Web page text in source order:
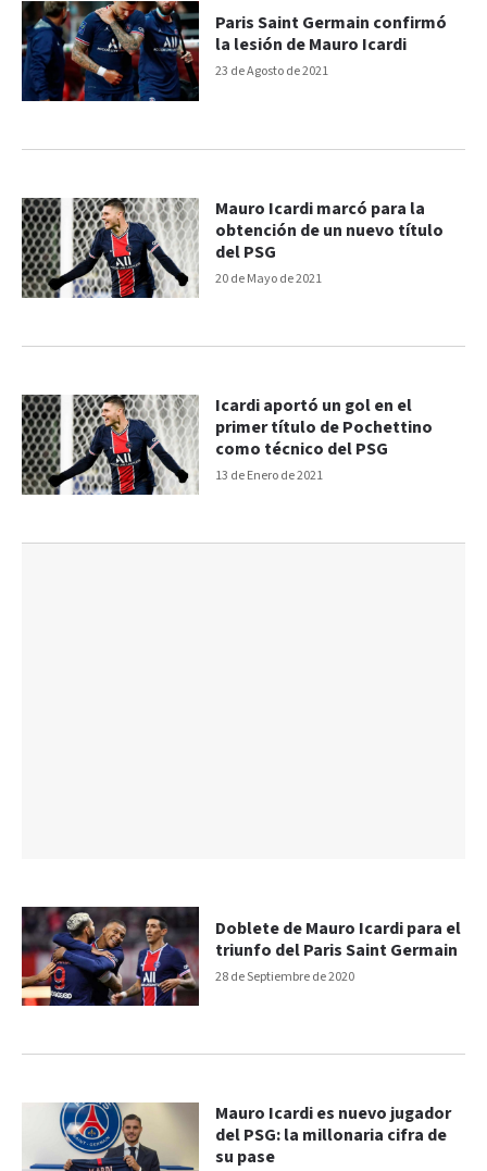
23 de Agosto de 2021
Paris Saint Germain confirmó
la lesión de Mauro Icardi
20 de Mayo de 2021
Mauro Icardi marcó para la
obtención de un nuevo título
del PSG
13 de Enero de 2021
Icardi aportó un gol en el
primer título de Pochettino
como técnico del PSG
28 de Septiembre de 2020
Doblete de Mauro Icardi para el
triunfo del Paris Saint Germain
Mauro Icardi es nuevo jugador
del PSG: la millonaria cifra de
su pase